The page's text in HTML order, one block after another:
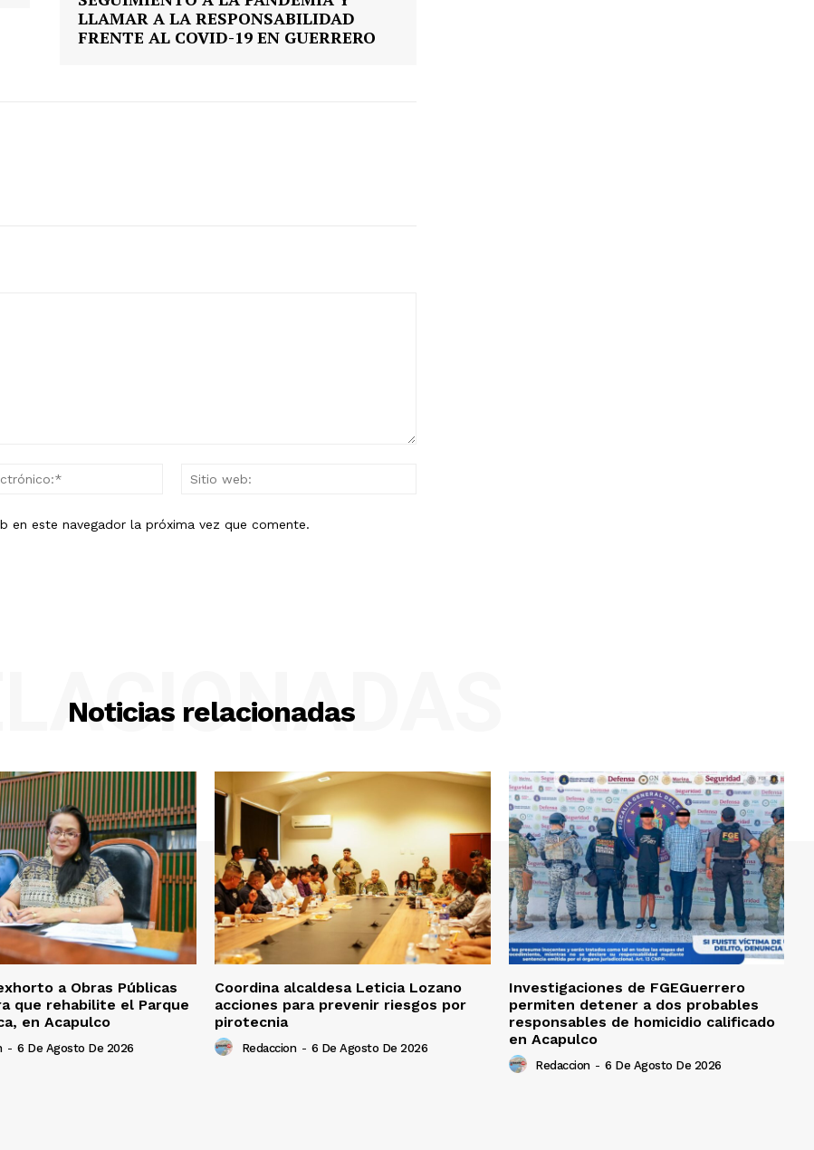
LLAMAR A LA RESPONSABILIDAD
FRENTE AL COVID-19 EN GUERRERO
Correo
en este navegador la próxima vez que comente.
Noticias relacionadas
a Obras Públicas
que rehabilite el Parque
en Acapulco
- 6 De Agosto De 2026
Coordina alcaldesa Leticia Lozano
acciones para prevenir riesgos por
pirotecnia
Redaccion - 6 De Agosto De 2026
Investigaciones de FGEGuerrero
permiten detener a dos probables
responsables de homicidio calificado
en Acapulco
Redaccion - 6 De Agosto De 2026